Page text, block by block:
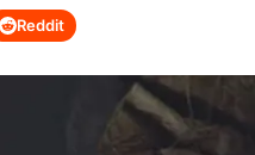
Reddit